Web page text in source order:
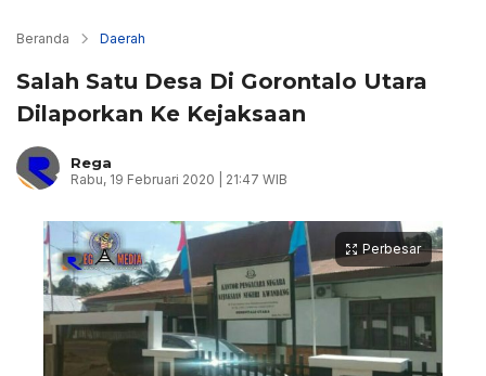
Beranda Daerah
Salah Satu Desa Di Gorontalo Utara
Dilaporkan Ke Kejaksaan
Rega
Rabu, 19 Februari 2020 | 21:47 WIB
Perbesar